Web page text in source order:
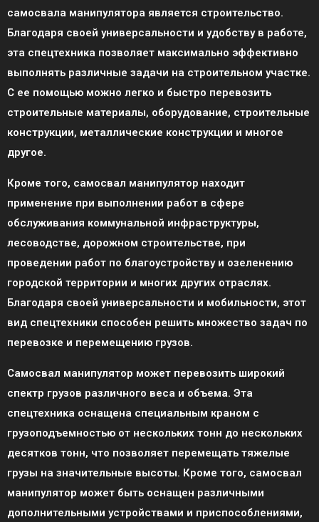
самосвала манипулятора является строительство.
Благодаря своей универсальности и удобству в работе,
эта спецтехника позволяет максимально эффективно
выполнять различные задачи на строительном участке.
С ее помощью можно легко и быстро перевозить
строительные материалы, оборудование, строительные
конструкции, металлические конструкции и многое
другое.
Кроме того, самосвал манипулятор находит
применение при выполнении работ в сфере
обслуживания коммунальной инфраструктуры,
лесоводстве, дорожном строительстве, при
проведении работ по благоустройству и озеленению
городской территории и многих других отраслях.
Благодаря своей универсальности и мобильности, этот
вид спецтехники способен решить множество задач по
перевозке и перемещению грузов.
Самосвал манипулятор может перевозить широкий
спектр грузов различного веса и объема. Эта
спецтехника оснащена специальным краном с
грузоподъемностью от нескольких тонн до нескольких
десятков тонн, что позволяет перемещать тяжелые
грузы на значительные высоты. Кроме того, самосвал
манипулятор может быть оснащен различными
дополнительными устройствами и приспособлениями,